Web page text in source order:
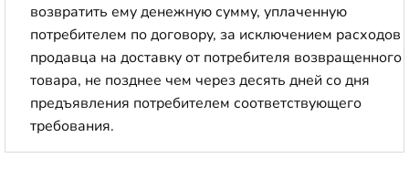
возвратить ему денежную сумму, уплаченную
потребителем по договору, за исключением расходов
продавца на доставку от потребителя возвращенного
товара, не позднее чем через десять дней со дня
предъявления потребителем соответствующего
требования.